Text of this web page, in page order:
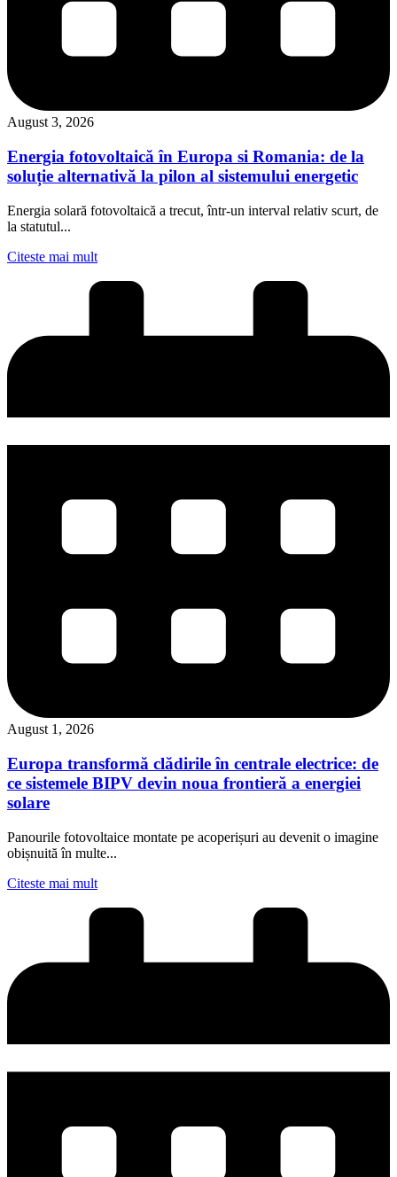
August 3, 2026
Energia fotovoltaică în Europa si Romania: de la
soluție alternativă la pilon al sistemului energetic
Energia solară fotovoltaică a trecut, într-un interval relativ scurt, de
la statutul...
Citeste mai mult
August 1, 2026
Europa transformă clădirile în centrale electrice: de
ce sistemele BIPV devin noua frontieră a energiei
solare
Panourile fotovoltaice montate pe acoperișuri au devenit o imagine
obișnuită în multe...
Citeste mai mult